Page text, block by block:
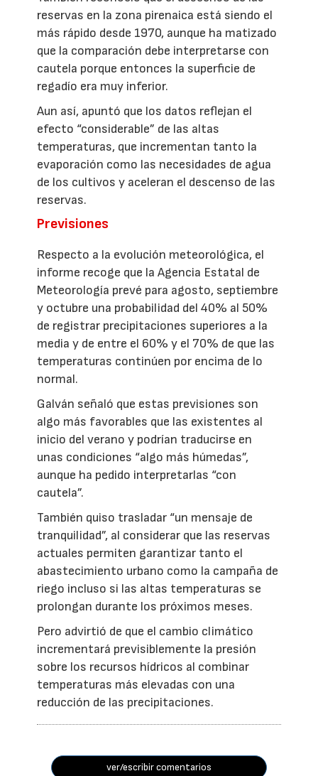
reservas en la zona pirenaica está siendo el
más rápido desde 1970, aunque ha matizado
que la comparación debe interpretarse con
cautela porque entonces la superficie de
regadío era muy inferior.
Aun así, apuntó que los datos reflejan el
efecto “considerable” de las altas
temperaturas, que incrementan tanto la
evaporación como las necesidades de agua
de los cultivos y aceleran el descenso de las
reservas.
Previsiones
Respecto a la evolución meteorológica, el
informe recoge que la Agencia Estatal de
Meteorología prevé para agosto, septiembre
y octubre una probabilidad del 40% al 50%
de registrar precipitaciones superiores a la
media y de entre el 60% y el 70% de que las
temperaturas continúen por encima de lo
normal.
Galván señaló que estas previsiones son
algo más favorables que las existentes al
inicio del verano y podrían traducirse en
unas condiciones “algo más húmedas”,
aunque ha pedido interpretarlas “con
cautela”.
También quiso trasladar “un mensaje de
tranquilidad”, al considerar que las reservas
actuales permiten garantizar tanto el
abastecimiento urbano como la campaña de
riego incluso si las altas temperaturas se
prolongan durante los próximos meses.
Pero advirtió de que el cambio climático
incrementará previsiblemente la presión
sobre los recursos hídricos al combinar
temperaturas más elevadas con una
reducción de las precipitaciones.
ver/escribir comentarios